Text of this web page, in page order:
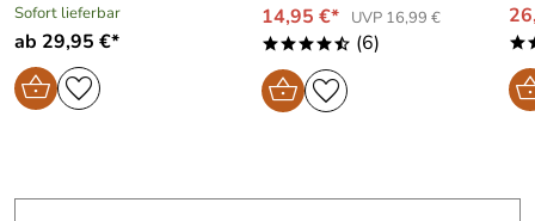
Sofort lieferbar
ab 29,95 €*
14,95 €* UVP 16,99 €
****/ (6)